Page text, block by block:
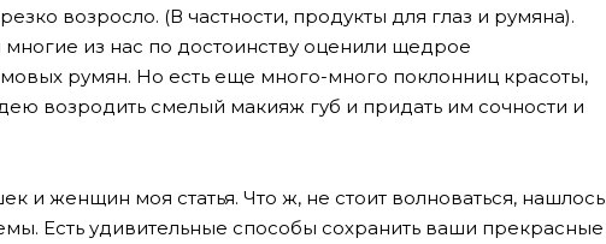
возросло. (В частности, продукты для глаз и румяна).
многие из нас по достоинству оценили щедрое
румян. Но есть еще много-много поклонниц красоты,
возродить смелый макияж губ и придать им сочности и
и женщин моя статья. Что ж, не стоит волноваться, нашлось
Есть удивительные способы сохранить ваши прекрасные